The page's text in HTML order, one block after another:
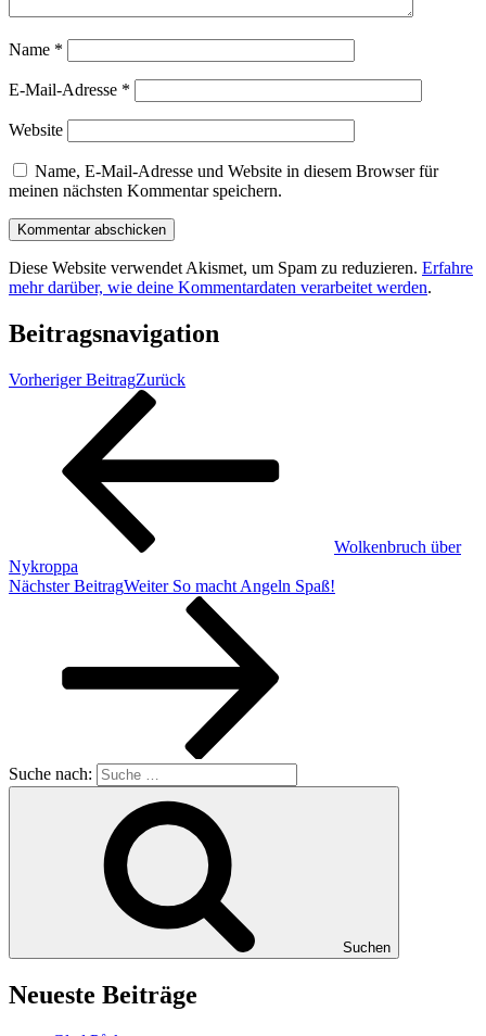
Name *
E-Mail-Adresse *
Website
Name, E-Mail-Adresse und Website in diesem Browser für
meinen nächsten Kommentar speichern.
Diese Website verwendet Akismet, um Spam zu reduzieren. Erfahre
mehr darüber, wie deine Kommentardaten verarbeitet werden.
Beitragsnavigation
Vorheriger BeitragZurück
Wolkenbruch über
Nykroppa
Nächster BeitragWeiter So macht Angeln Spaß!
Suche nach:
Suchen
Neueste Beiträge